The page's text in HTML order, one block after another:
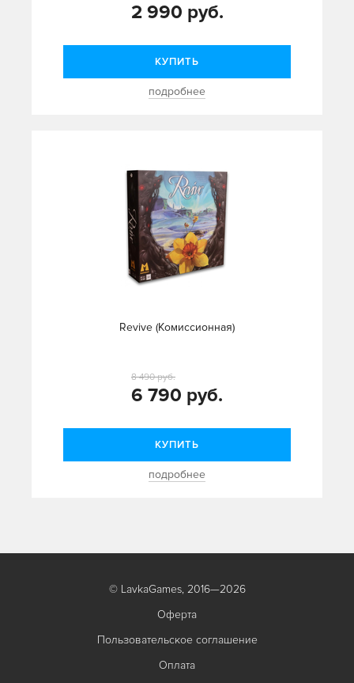
2 990 руб.
КУПИТЬ
подробнее
Revive (Комиссионная)
6 790 руб.
8 490 руб.
КУПИТЬ
подробнее
© LavkaGames, 2016—2026
Оферта
Пользовательское соглашение
Оплата